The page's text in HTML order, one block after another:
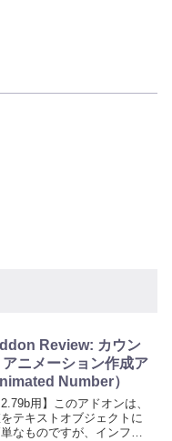
Review: カウン
アニメーション作成ア
Number）
用】このアドオンは、
テキストオブジェクトに
なものですが、インフ